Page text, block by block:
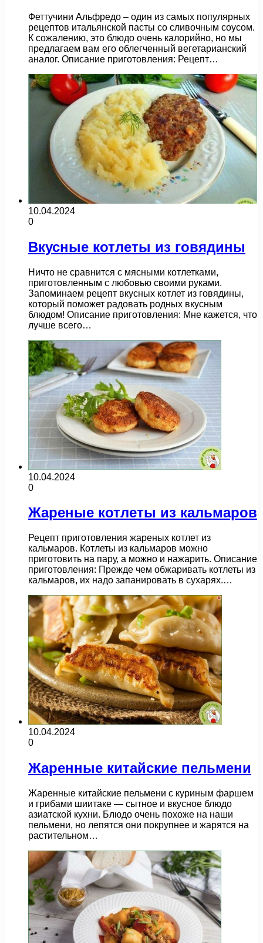
Феттучини Альфредо – один из самых популярных
рецептов итальянской пасты со сливочным соусом.
К сожалению, это блюдо очень калорийно, но мы
предлагаем вам его облегченный вегетарианский
аналог. Описание приготовления: Рецепт…
10.04.2024
0
Вкусные котлеты из говядины
Ничто не сравнится с мясными котлетками,
приготовленным с любовью своими руками.
Запоминаем рецепт вкусных котлет из говядины,
который поможет радовать родных вкусным
блюдом! Описание приготовления: Мне кажется, что
лучше всего…
10.04.2024
0
Жареные котлеты из кальмаров
Рецепт приготовления жареных котлет из
кальмаров. Котлеты из кальмаров можно
приготовить на пару, а можно и нажарить. Описание
приготовления: Прежде чем обжаривать котлеты из
кальмаров, их надо запанировать в сухарях.…
10.04.2024
0
Жаренные китайские пельмени
Жаренные китайские пельмени с куриным фаршем
и грибами шиитаке — сытное и вкусное блюдо
азиатской кухни. Блюдо очень похоже на наши
пельмени, но лепятся они покрупнее и жарятся на
растительном…